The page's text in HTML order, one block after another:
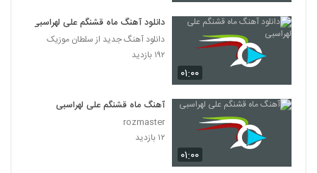
۰۱:۰۰
دانلود آهنگ ماه قشنگم علی لهراسبی
دانلود آهنگ جدید از سلطان موزیک
۱۹۲ بازدید
۰۱:۰۰
آهنگ ماه قشنگم علی لهراسبی
rozmaster
۱۲ بازدید